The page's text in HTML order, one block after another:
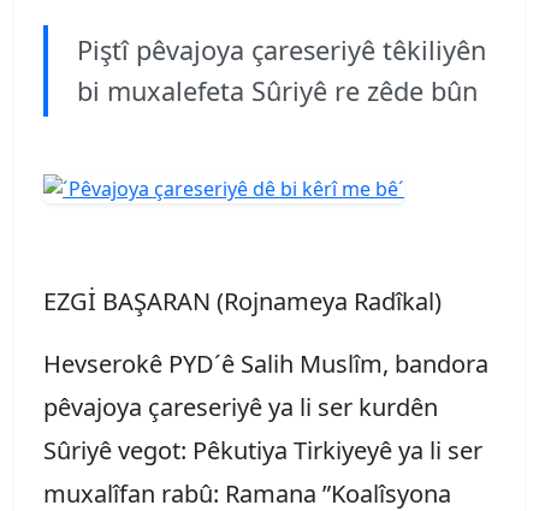
Piştî pêvajoya çareseriyê têkiliyên
bi muxalefeta Sûriyê re zêde bûn
EZGİ BAŞARAN (Rojnameya Radîkal)
Hevserokê PYD´ê Salih Muslîm, bandora
pêvajoya çareseriyê ya li ser kurdên
Sûriyê vegot: Pêkutiya Tirkiyeyê ya li ser
muxalîfan rabû: Ramana ”Koalîsyona